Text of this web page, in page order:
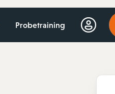
Probetraining